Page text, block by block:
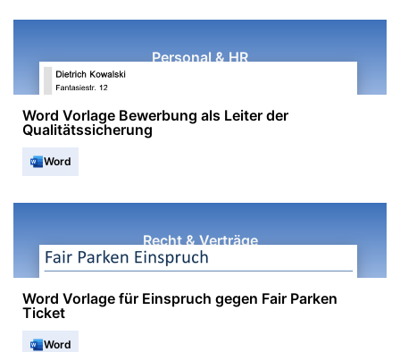
Personal & HR
Word Vorlage Bewerbung als Leiter der
Qualitätssicherung
Word
Recht & Verträge
Word Vorlage für Einspruch gegen Fair Parken
Ticket
Word